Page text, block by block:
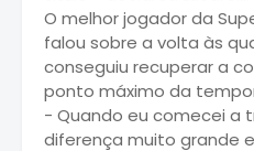
O melhor jogador da
falou sobre a volta às
conseguiu recuperar a
ponto máximo da
- Quando eu comecei a
diferença muito grande